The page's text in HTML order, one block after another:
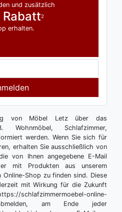
und zusätzlich
Rabatt2
erhalten.
von Möbel Letz über das
Schlafzimmer,
werden. Wenn Sie sich für
erhalten Sie ausschließlich von
von Ihnen angegebene E-Mail
mit Produkten aus unserem
Online-Shop zu finden sind. Diese
mit Wirkung für die Zukunft
online-
abmelden, am Ende jeder